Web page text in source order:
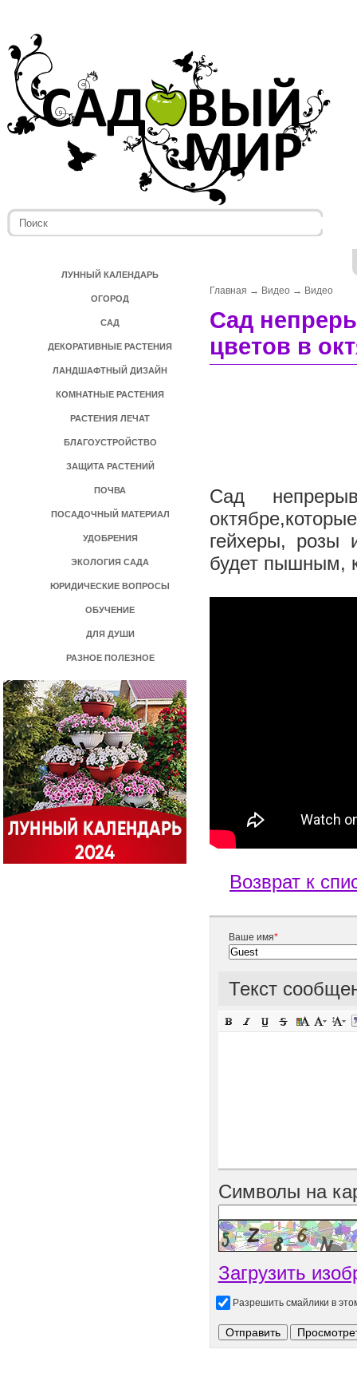
ЛУННЫЙ КАЛЕНДАРЬ
ОГОРОД
САД
ДЕКОРАТИВНЫЕ РАСТЕНИЯ
ЛАНДШАФТНЫЙ ДИЗАЙН
КОМНАТНЫЕ РАСТЕНИЯ
РАСТЕНИЯ ЛЕЧАТ
БЛАГОУСТРОЙСТВО
ЗАЩИТА РАСТЕНИЙ
ПОЧВА
ПОСАДОЧНЫЙ МАТЕРИАЛ
УДОБРЕНИЯ
ЭКОЛОГИЯ САДА
ЮРИДИЧЕСКИЕ ВОПРОСЫ
ОБУЧЕНИЕ
ДЛЯ ДУШИ
РАЗНОЕ ПОЛЕЗНОЕ
Главная → Видео → Видео
Сад
цветов в
Сад
гейхеры, розы
будет пышным,
Возврат к
Ваше имя*
Текст
Символы на
Загрузить
Разрешить смайлики в